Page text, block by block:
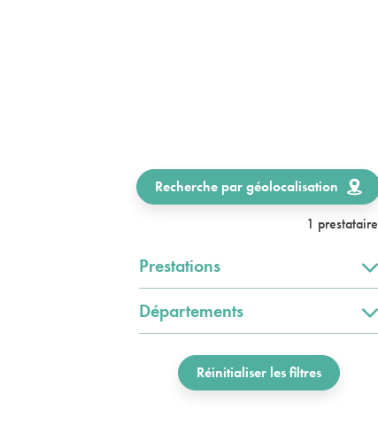
Recherche par géolocalisation
1 prestataire
Prestations
Départements
Réinitialiser les filtres